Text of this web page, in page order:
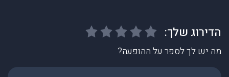
מה יש לך לספר על ההופעה?